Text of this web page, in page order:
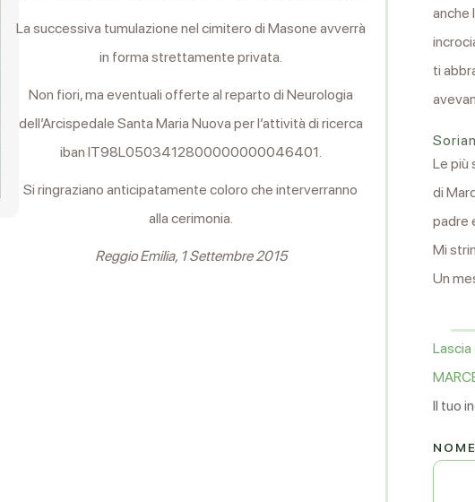
La successiva tumulazione nel cimitero di Masone avverrà
in forma strettamente privata.
Non fiori, ma eventuali offerte al reparto di Neurologia
dell’Arcispedale Santa Maria Nuova per l’attività di ricerca
iban IT98L0503412800000000046401.
Si ringraziano anticipatamente coloro che interverranno
alla cerimonia.
Reggio Emilia, 1 Settembre 2015
anche
ti
Le più
di
padre
Mi
Un
Lascia
Il tuo
NOME